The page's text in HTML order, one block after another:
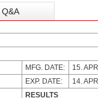
Q&A
MFG. DATE:
15.
EXP. DATE:
14.
RESULTS